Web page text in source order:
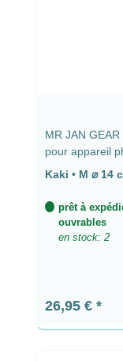
MR JAN GEAR Showercap
pour appareil
longueur 52 cm
Kaki • M ⌀
prêt à
ouvrables
en stock: 2
Prix régulier :
26,95 €